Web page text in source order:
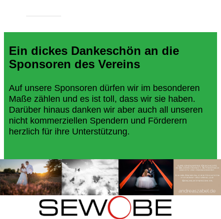
Ein dickes Dankeschön an die
Sponsoren des Vereins
Auf unsere Sponsoren dürfen wir im besonderen
Maße zählen und es ist toll, dass wir sie haben.
Darüber hinaus danken wir aber auch all unseren
nicht kommerziellen Spendern und Förderern
herzlich für ihre Unterstützung.